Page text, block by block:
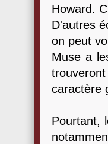
Howard.
D'autres
on peut
Muse a
caractère
Pourtant,